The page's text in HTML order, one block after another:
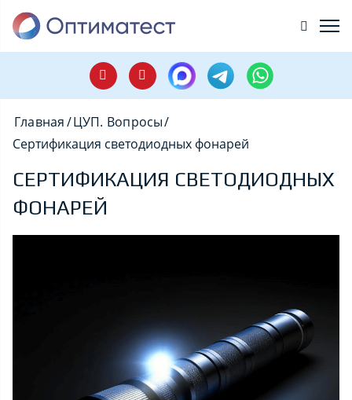
Главная/ЦУП. Вопросы/
Сертификация светодиодных фонарей
СЕРТИФИКАЦИЯ СВЕТОДИОДНЫХ
ФОНАРЕЙ